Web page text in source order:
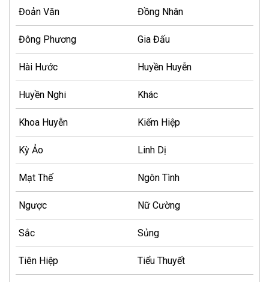
Đoản Văn Đồng Nhân
Đông Phương Gia Đấu
Hài Hước Huyền Huyễn
Huyền Nghi Khác
Khoa Huyễn Kiếm Hiệp
Kỳ Ảo Linh Dị
Mạt Thế Ngôn Tình
Ngược Nữ Cường
Sắc Sủng
Tiên Hiệp Tiểu Thuyết